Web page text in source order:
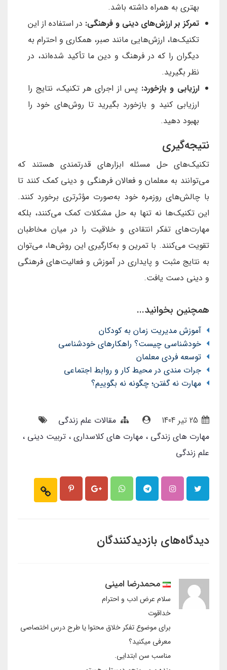
بهتری به همراه داشته باشد.
تمرکز بر ارزش‌های دینی و فرهنگی: در استفاده از این
تکنیک‌ها، ارزش‌هایی مانند صبر، همکاری و احترام به
دیگران را که در فرهنگ و دین ما تأکید شده‌اند، در
نظر بگیرید.
ارزیابی و بازخورد: پس از اجرای هر تکنیک، نتایج را
ارزیابی کنید و بازخورد بگیرید تا روش‌های خود را
بهبود دهید.
نتیجه‌گیری
تکنیک‌های حل مسئله ابزارهای قدرتمندی هستند که
می‌توانند به معلمان و فعالان فرهنگی و دینی کمک کنند تا
با چالش‌های روزمره خود به‌صورت مؤثرتری برخورد کنند.
این تکنیک‌ها نه تنها به حل مشکلات کمک می‌کنند، بلکه
مهارت‌های تفکر انتقادی و خلاقیت را در میان مخاطبان
تقویت می‌کنند. با تمرین و به‌کارگیری این روش‌ها، می‌توان
به نتایج مثبت و پایداری در آموزش و فعالیت‌های فرهنگی
و دینی دست یافت.
همچنین بخوانید...
آموزش مدیریت زمان به کودکان
خودشناسی چیست؟ راهکارهای خودشناسی
توسعه فردی معلمان
جرات مندی در محیط کار و روابط اجتماعی
مهارت نه گفتن؛ چگونه نه بگوییم؟
مقالات علم زندگی
مهارت های زندگی
مهارت های کلاسداری تربیت دینی
علم زندگی
دیدگاه‌های بازدیدکنندگان
محمدرضا امینی
سلام عرض ادب و احترام
خداقوت
برای موضوع تفکر خلاق محتوا یا طرح درس اختصاصی
معرفی میکنید؟
مناسب سن ابتدایی.